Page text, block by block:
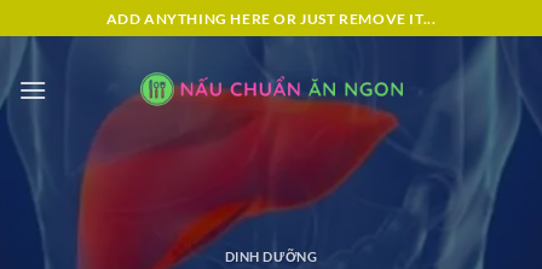
qua
nội
dung
ADD ANYTHING HERE OR JUST REMOVE IT...
DINH DƯỠNG